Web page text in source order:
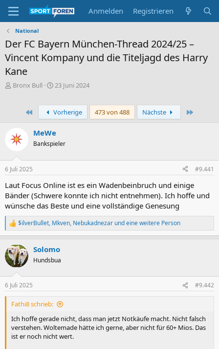
Anmelden Registrieren
National
Der FC Bayern München-Thread 2024/25 –
Vincent Kompany und die Titeljagd des Harry
Kane
E
l
e
Bronx Bull
E
t
e
l
t
23 Juni 2024
Erste Vorherige 473 von 488 Nächste
MeWe
Bankspieler
6 Juli 2025 #9.441
Laut Focus Online ist es ein Wadenbeinbruch und einige
Bänder (Schwere konnte ich nicht entnehmen). Ich hoffe und
wünsche das Beste und eine vollständige Genesung
R
e
k
t
i
e
n
$ilverBullet, Mkven, Nebukadnezar und eine weitere Person
Solomo
Hundsbua
6 Juli 2025 #9.442
Fathi8 schrieb:
Ich hoffe gerade nicht, dass man jetzt Notkäufe macht. Nicht falsch
verstehen. Woltemade hätte ich gerne, aber nicht für 60+ Mios. Das
ist er noch nicht wert.